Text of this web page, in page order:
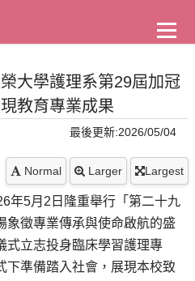
大學護理系第29屆加冠
教育專業成果
最後更新:2026/05/04
Normal Larger Largest
年5月2日隆重舉行「第二十九
象徵專業傳承與使命啟航的盛
式立志投身臨床學習護理專
下準備踏入社會，展現本校致